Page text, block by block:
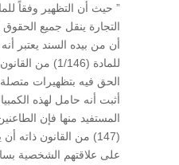
التجارة ينقل جميع
أن من بيده السند يعتبر
للمادة (1/146)
الحق فيه بتظهيرات
أثبت أنه حامل لهذه
المستفيد منها فإن
(147) من القانون ذاته
على علاقتهم الشخصية